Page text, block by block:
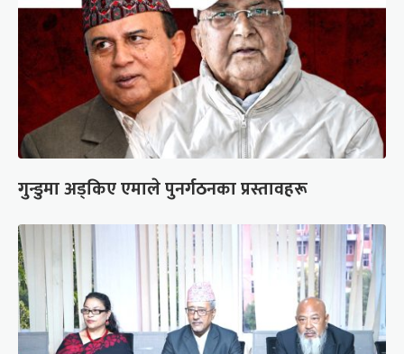
गुन्डुमा अड्किए एमाले पुनर्गठनका प्रस्तावहरू